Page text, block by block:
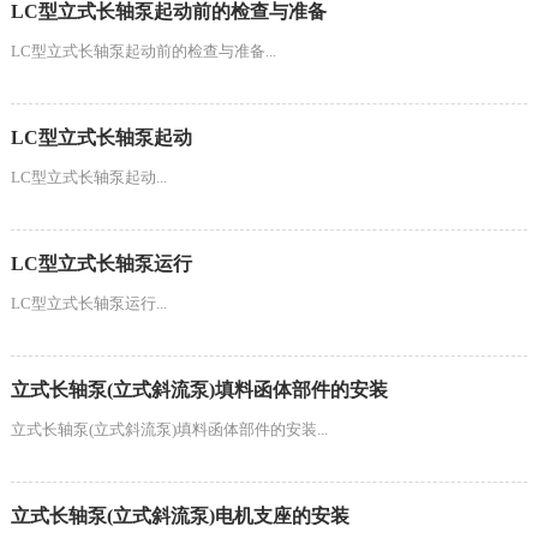
LC型立式长轴泵起动前的检查与准备
LC型立式长轴泵起动前的检查与准备...
LC型立式长轴泵起动
LC型立式长轴泵起动...
LC型立式长轴泵运行
LC型立式长轴泵运行...
立式长轴泵(立式斜流泵)填料函体部件的安装
立式长轴泵(立式斜流泵)填料函体部件的安装...
立式长轴泵(立式斜流泵)电机支座的安装